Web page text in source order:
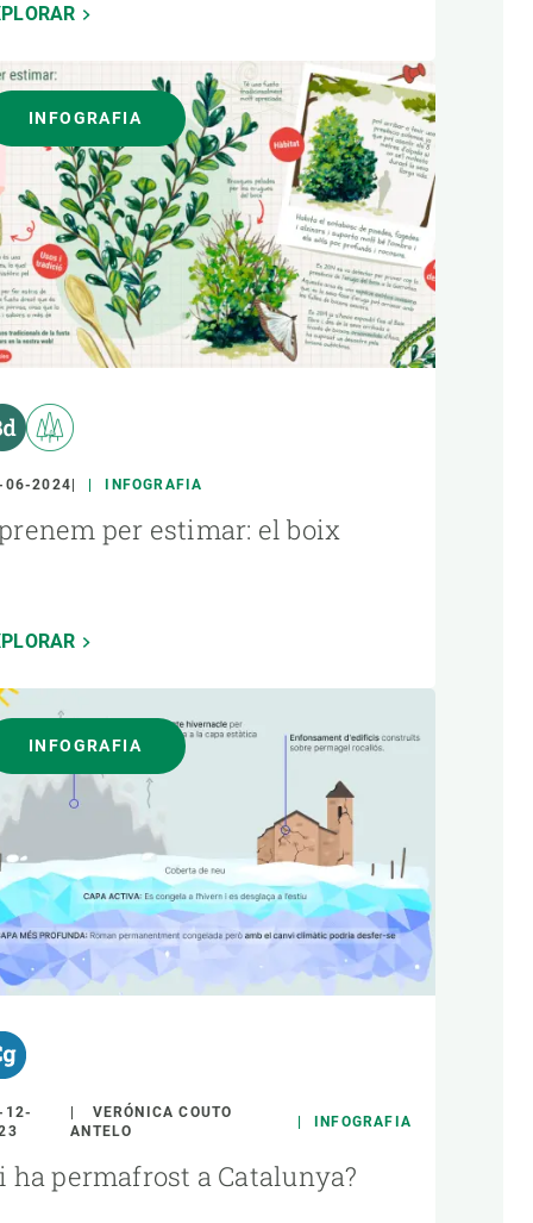
INFOGRAFIA
06-2024 INFOGRAFIA
per estimar: el boix
INFOGRAFIA
12-
VERÓNICA COUTO
ANTELO
INFOGRAFIA
ha permafrost a Catalunya?